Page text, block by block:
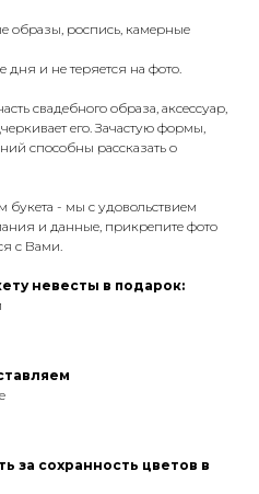
образы, роспись, камерные
и не теряется на фото.
свадебного образа, аксессуар,
его. Зачастую формы,
способны рассказать о
букета - мы с удовольствием
и данные, прикрепите фото
с Вами.
невесты в подарок:
за сохранность цветов в